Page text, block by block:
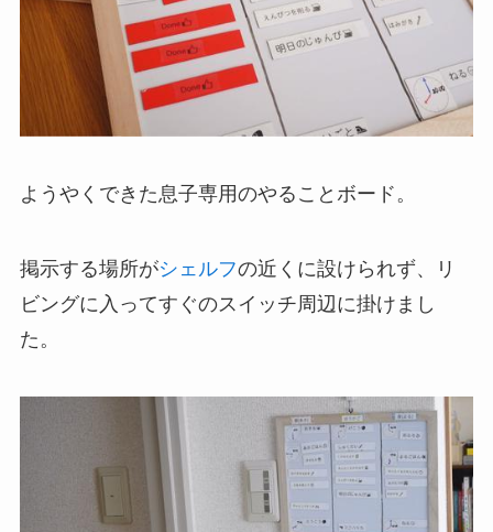
ようやくできた息子専用のやることボード。
掲示する場所がシェルフの近くに設けられず、リ
ビングに入ってすぐのスイッチ周辺に掛けまし
た。